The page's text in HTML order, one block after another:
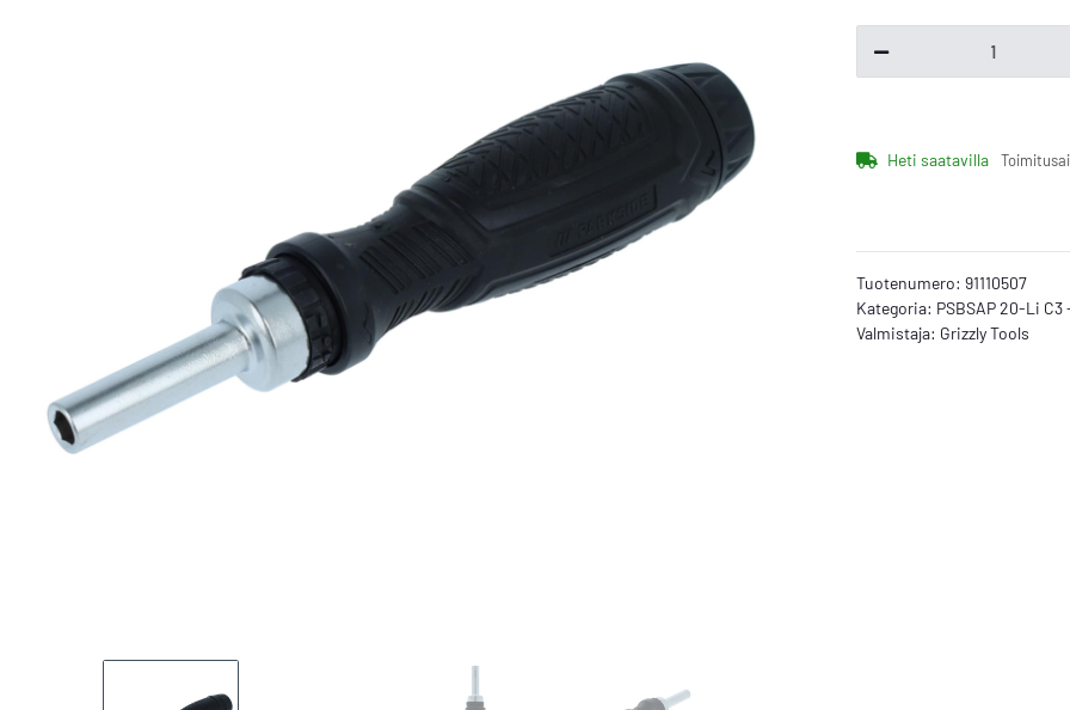
Heti saatavilla
Tuotenumero: 91110507
Kategoria: PSBSAP 20-Li C3
Valmistaja: Grizzly Tools